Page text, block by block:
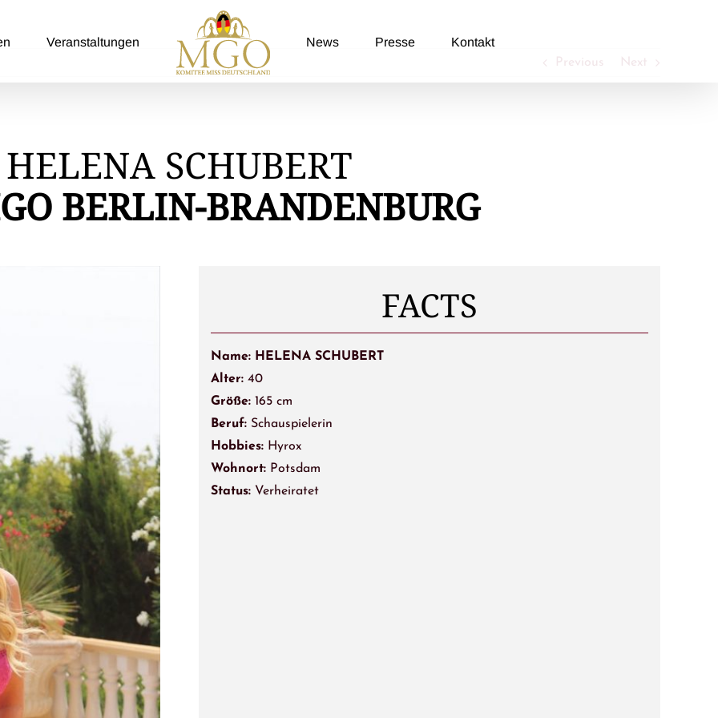
Veranstaltungen News Presse Kontakt
Previous Next
HELENA SCHUBERT
BERLIN-BRANDENBURG
FACTS
Name: HELENA SCHUBERT
Alter:40
Größe:165 cm
Beruf: Schauspielerin
Hobbies: Hyrox
Wohnort:Potsdam
Status:Verheiratet